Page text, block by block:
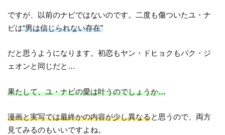
ですが、以前のナビではないのです。二度も傷ついたユ・ナ
ビは“男は信じられない存在”
だと思うようになります。初恋もヤン・ドヒョクもパク・ジ
ェオンと同じだと…
果たして、ユ・ナビの愛は叶うのでしょうか…
漫画と実写では最終かの内容が少し異なると思うので、両方
見てみるのもいいですよね。